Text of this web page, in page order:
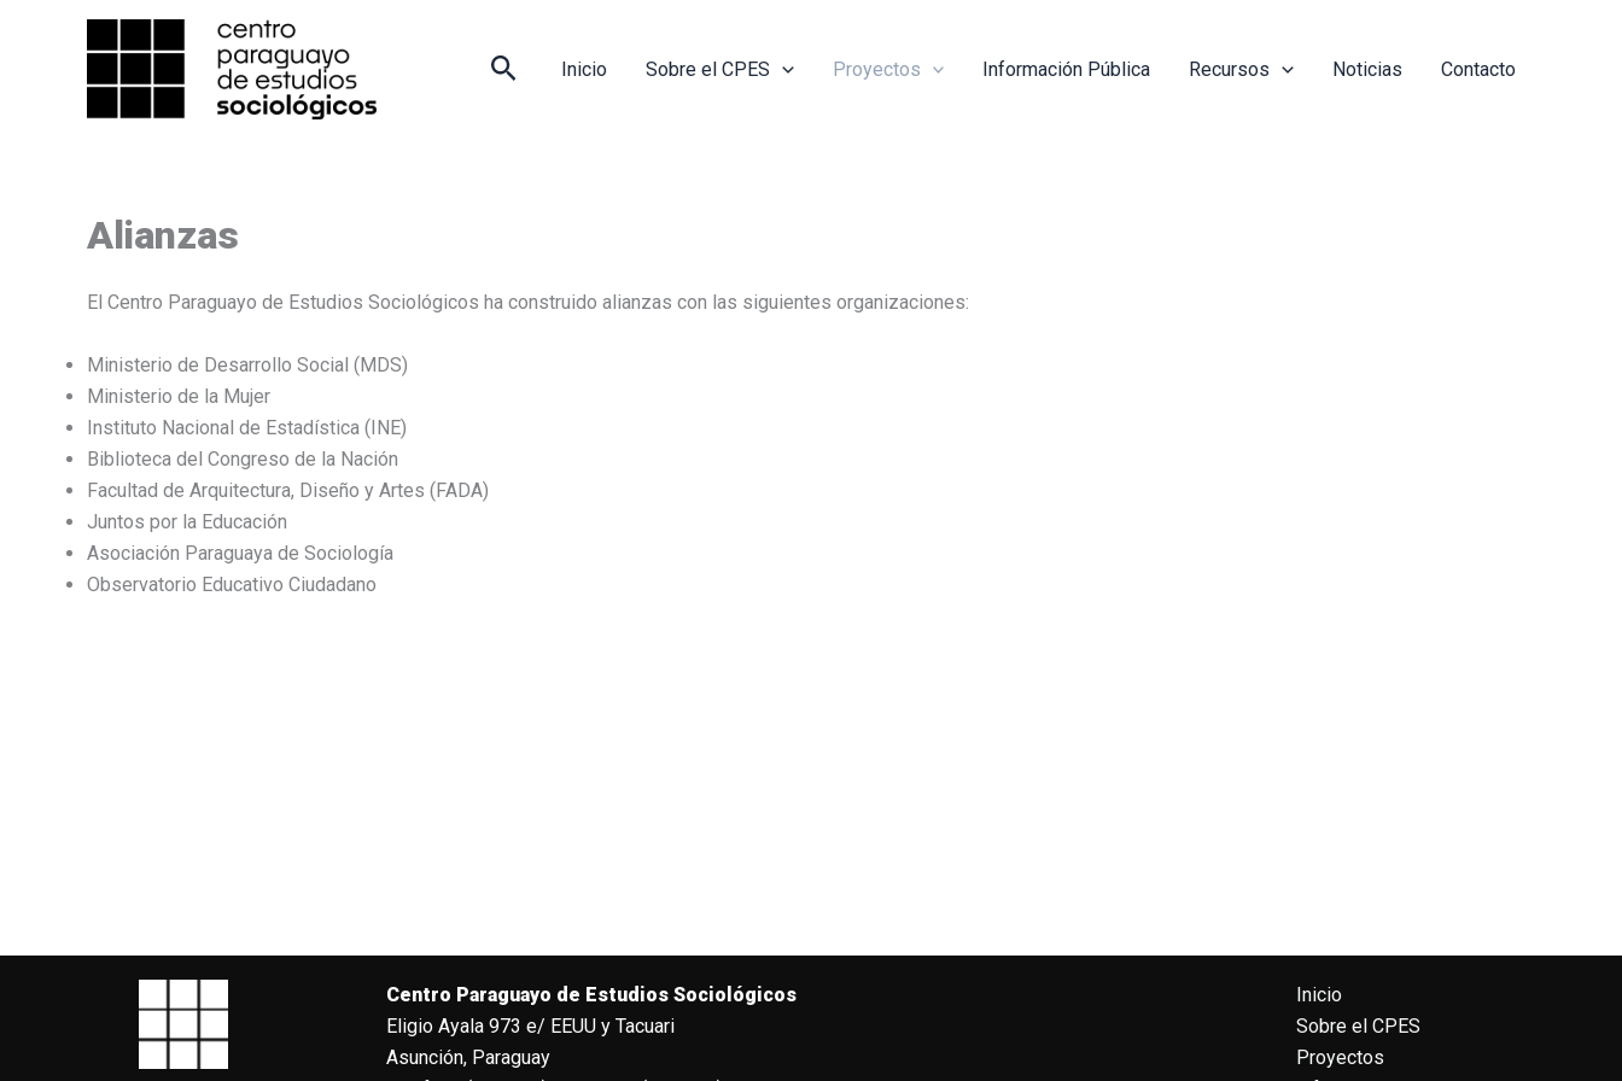
contenido
BuscarInicio Sobre el CPES Proyectos Información Pública Recursos Noticias Contacto
Alianzas
El Centro Paraguayo de Estudios Sociológicos ha construido alianzas con las siguientes organizaciones:
Ministerio de Desarrollo Social (MDS)
Ministerio de la Mujer
Instituto Nacional de Estadística (INE)
Biblioteca del Congreso de la Nación
Facultad de Arquitectura, Diseño y Artes (FADA)
Juntos por la Educación
Asociación Paraguaya de Sociología
Observatorio Educativo Ciudadano
Centro Paraguayo de Estudios Sociológicos
Eligio Ayala 973 e/ EEUU y Tacuari
Asunción, Paraguay
Inicio
Sobre el CPES
Proyectos